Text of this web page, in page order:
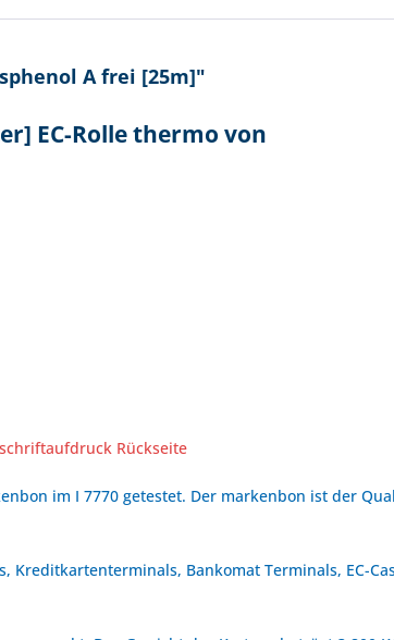
A frei [25m]"
EC-Rolle thermo von
Rückseite
im I 7770 getestet. Der markenbon ist der
Bankomat Terminals, EC-